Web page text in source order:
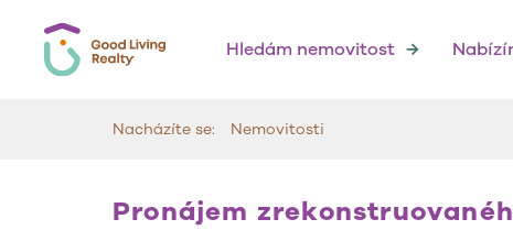
Hledám nemovitost →
Nacházíte se: Nemovitosti
Pronájem